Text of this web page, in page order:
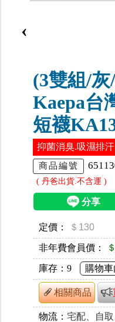
‹
(3雙組/
Kaepa台
短襪
抑菌消臭.吸濕排汗
商品編號
( 丹爸出貨.不含運 )
定價： ＄130
非年費會員價：
庫存： 9 購物車
相關商品
物流： 宅配、自